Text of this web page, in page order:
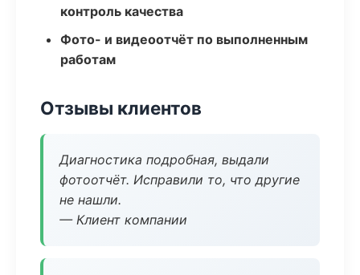
контроль качества
Фото- и видеоотчёт по выполненным
работам
Отзывы клиентов
Диагностика подробная, выдали
фотоотчёт. Исправили то, что другие
не нашли.
— Клиент компании